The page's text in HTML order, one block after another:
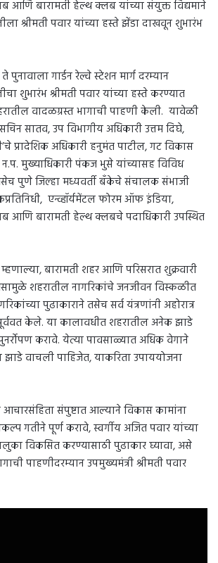
आणि बारामती हेल्थ क्लब यांच्या संयुक्त विद्यमाने
श्रीमती पवार यांच्या हस्ते झेंडा दाखवून शुभारंभ
पुनावाला गार्डन रेल्वे स्टेशन मार्ग दरम्यान
शुभारंभ श्रीमती पवार यांच्या हस्ते करण्यात
वादळग्रस्त भागाची पाहणी केली. यावेळी
सातव, उप विभागीय अधिकारी उत्तम दिघे,
प्रादेशिक अधिकारी हनुमंत पाटील, गट विकास
न.प. मुख्याधिकारी पंकज भुसे यांच्यासह विविध
पुणे जिल्हा मध्यवर्ती बॅंकेचे संचालक संभाजी
एन्व्हॉर्यमेंटल फोरम ऑफ इंडिया,
आणि बारामती हेल्थ क्लबचे पदाधिकारी उपस्थित
म्हणाल्या, बारामती शहर आणि परिसरात शुक्रवारी
शहरातील नागरिकांचे जनजीवन विस्कळीत
पुढाकाराने तसेच सर्व यंत्रणांनी अहोरात्र
केले. या कालावधीत शहरातील अनेक झाडे
करावे. येत्या पावसाळ्यात अधिक वेगाने
वाचली पाहिजेत, याकरिता उपाययोजना
संपुष्टात आल्याने विकास कामांना
गतीने पूर्ण करावे, स्वर्गीय अजित पवार यांच्या
विकसित करण्यासाठी पुढाकार घ्यावा, असे
पाहणीदरम्यान उपमुख्यमंत्री श्रीमती पवार